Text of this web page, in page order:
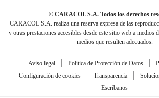
© CARACOL S.A. Todos los derechos
CARACOL S.A. realiza una reserva expresa de las
y otras prestaciones accesibles desde este sitio web a medios
medios que resulten adecuados.
Aviso legal Política de Protección de Datos
Configuración de cookies
Transparencia
Escríbanos